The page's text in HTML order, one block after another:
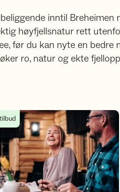
inntil Breheimen
høyfjellsnatur rett
før du kan nyte en bedre
ro, natur og ekte
til unike matopplevelser i